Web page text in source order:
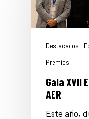
Destacados
Premios
Gala XVII
AER
Este año,